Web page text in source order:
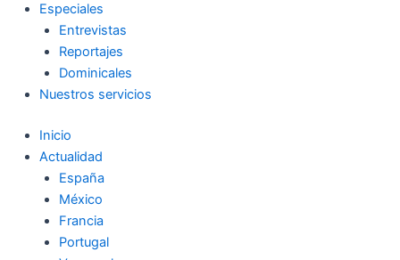
Especiales
Entrevistas
Reportajes
Dominicales
Nuestros servicios
Inicio
Actualidad
España
México
Francia
Portugal